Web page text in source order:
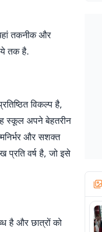
तकनीक और
तक है.
विकल्प है,
स्कूल अपने बेहतरीन
और सशक्त
प्रति वर्ष है, जो इसे
है और छात्रों को